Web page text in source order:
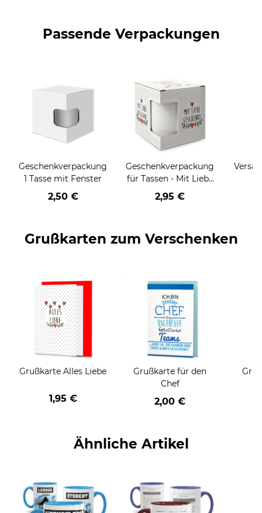
Passende Verpackungen
Geschenkverpackung
1 Tasse mit Fenster
2,50 €
Geschenkverpackung
für Tassen - Mit Liebe
geschenkt
2,95 €
Grußkarten zum Verschenken
Grußkarte Alles Liebe
1,95 €
Grußkarte für den
Chef
2,00 €
Ähnliche Artikel